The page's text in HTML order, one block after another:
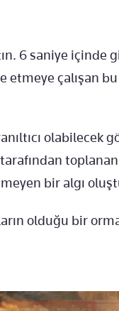
6 saniye içinde
çalışan bu
olabilecek
tarafından
bir algı
olduğu bir